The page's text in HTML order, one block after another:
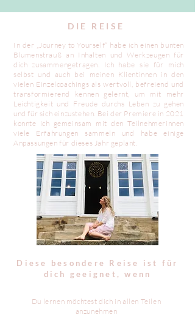
DIE REISE
In der „Journey to Yourself“ habe ich einen bunten
Blumenstrauß an Inhalten und Werkzeugen für
dich zusammengetragen. Ich habe sie für mich
selbst und auch bei meinen Klientinnen in den
vielen Einzelcoachings als wertvoll, befreiend und
transformierend kennen gelernt, um mit mehr
Leichtigkeit und Freude durchs Leben zu gehen
und für sich einzustehen. Bei der Premiere in 2021
konnte ich gemeinsam mit den Teilnehmerinnen
viele Erfahrungen sammeln und habe einige
Anpassungen für dieses Jahr geplant.
Diese besondere Reise ist für
dich geeignet, wenn
Du lernen möchtest dich in allen Teilen
anzunehmen